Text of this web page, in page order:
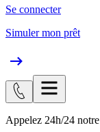
Se connecter
Simuler mon prêt
Appelez 24h/24